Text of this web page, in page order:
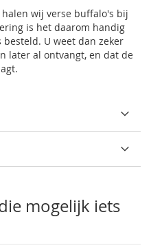
wij verse buffalo's bij
is het daarom handig
U weet dan zeker
later al ontvangt, en dat de
mogelijk iets